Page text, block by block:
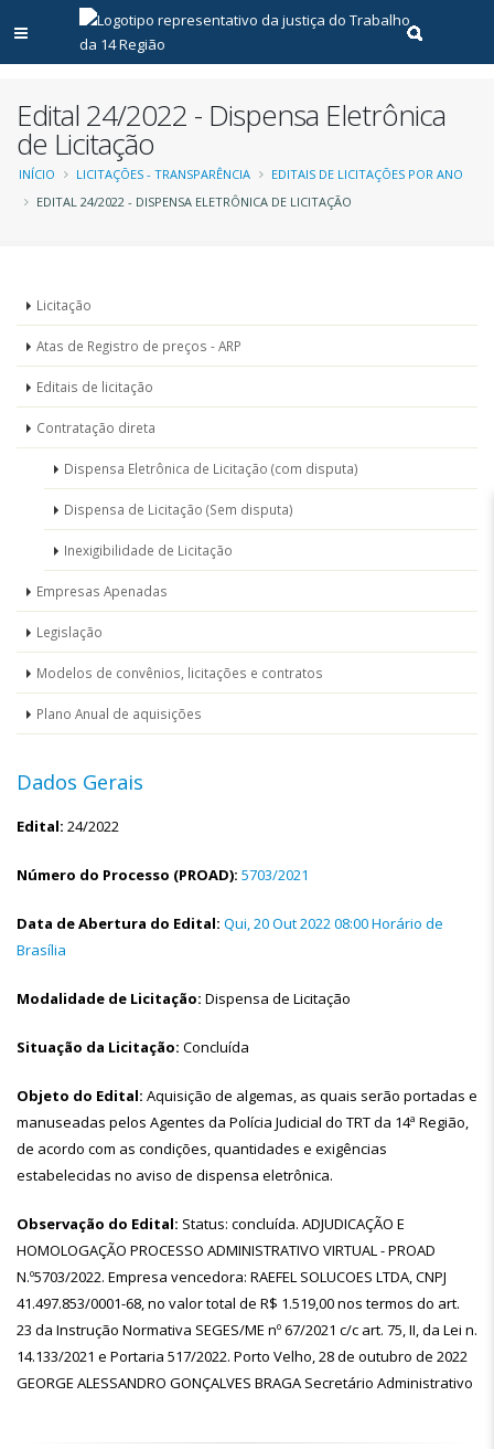
Abrir menu principal
Realizar
Edital 24/2022 - Dispensa Eletrônica
de Licitação
Trilha
INÍCIO LICITAÇÕES - TRANSPARÊNCIA
EDITAIS DE LICITAÇÕES POR ANO
EDITAL 24/2022 - DISPENSA ELETRÔNICA DE LICITAÇÃO
Menu
Licitações
Licitação
Atas de Registro de preços - ARP
Editais de licitação
Contratação direta
Dispensa Eletrônica de Licitação (com disputa)
Dispensa de Licitação (Sem disputa)
Inexigibilidade de Licitação
Empresas Apenadas
Legislação
Modelos de convênios, licitações e contratos
Plano Anual de aquisições
Dados Gerais
Edital: 24/2022
Número do Processo (PROAD): 5703/2021
Data de Abertura do Edital: Qui, 20 Out 2022 08:00 Horário de
Brasília
Modalidade de Licitação: Dispensa de Licitação
Situação da Licitação: Concluída
Objeto do Edital: Aquisição de algemas, as quais serão portadas e
manuseadas pelos Agentes da Polícia Judicial do TRT da 14ª Região,
de acordo com as condições, quantidades e exigências
estabelecidas no aviso de dispensa eletrônica.
Observação do Edital: Status: concluída. ADJUDICAÇÃO E
HOMOLOGAÇÃO PROCESSO ADMINISTRATIVO VIRTUAL - PROAD
N.º5703/2022. Empresa vencedora: RAEFEL SOLUCOES LTDA, CNPJ
41.497.853/0001-68, no valor total de R$ 1.519,00 nos termos do art.
23 da Instrução Normativa SEGES/ME nº 67/2021 c/c art. 75, II, da Lei n.
14.133/2021 e Portaria 517/2022. Porto Velho, 28 de outubro de 2022
GEORGE ALESSANDRO GONÇALVES BRAGA Secretário Administrativo